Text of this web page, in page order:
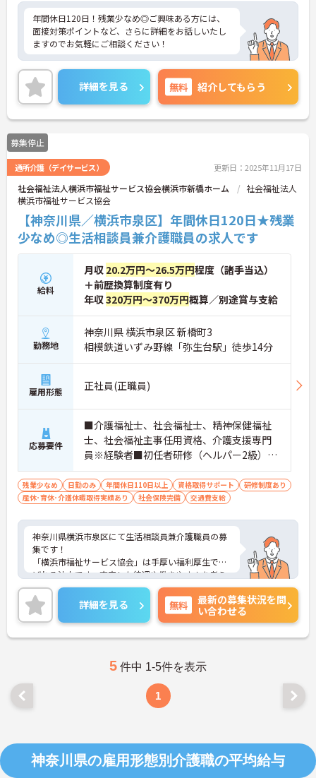
年間休日120日！残業少なめ◎ご興味ある方には、
面接対策ポイントなど、さらに詳細をお話しいたし
ますのでお気軽にご相談ください！
詳細を見る 無料 紹介してもらう
募集停止
通所介護（デイサービス） 更新日：2025年11月17日
社会福祉法人横浜市福祉サービス協会横浜市新橋ホーム
社会福祉法人
横浜市福祉サービス協会
【神奈川県／横浜市泉区】年間休日120日★残業
少なめ◎生活相談員兼介護職員の求人です
給料
月収 20.2万円～26.5万円程度（諸手当込）
＋前歴換算制度有り
年収320万円～370万円概算／別途賞与支給
勤務地
神奈川県 横浜市泉区 新橋町3
相模鉄道いずみ野線「弥生台駅」徒歩14分
雇用形態 正社員(正職員)
応募要件
■介護福祉士、社会福祉士、精神保健福祉
士、社会福祉主事任用資格、介護支援専門
員※経験者■初任者研修（ヘルパー2級）お
よび実務者研修（ヘルパー1級）※介護保険
施設または通所系サービス事業所において
常勤で2年以上（勤務日数360日以上）
残業少なめ 日勤のみ 年間休日110日以上 資格取得サポート
研修制度あり
産休･育休･介護休暇取得実績あり
社会保険完備 交通費支給
神奈川県横浜市泉区にて生活相談員兼介護職員の募
集です！
「横浜市福祉サービス協会」は手厚い福利厚生で選
ばれる法人です。充実した待遇や働きやすさを考え
た環境があり、定着率も高く、勤続年数10年以上の
社員が多数活躍しています。リフレッシュ休暇や1時
間単位の有給も職員がお互いに協力しあってこの制
度を活用しています。働きやすい環境を皆で作ろう
という文化がございます。
なめなので、プライベートの時間もしっかり確保で
きます◎ご興味ある方には、面接対策ポイントな
ど、さらに詳細をお話しいたします
詳細を見る 無料
最新の募集状況を問
い合わせる
5 件中 1-5件を表示
1
神奈川県の雇用形態別介護職の平均給与